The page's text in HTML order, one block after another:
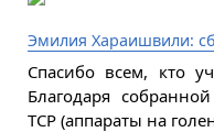
Эмилия Хараишвили:
Спасибо всем, кто
Благодаря
ТСР (аппараты на